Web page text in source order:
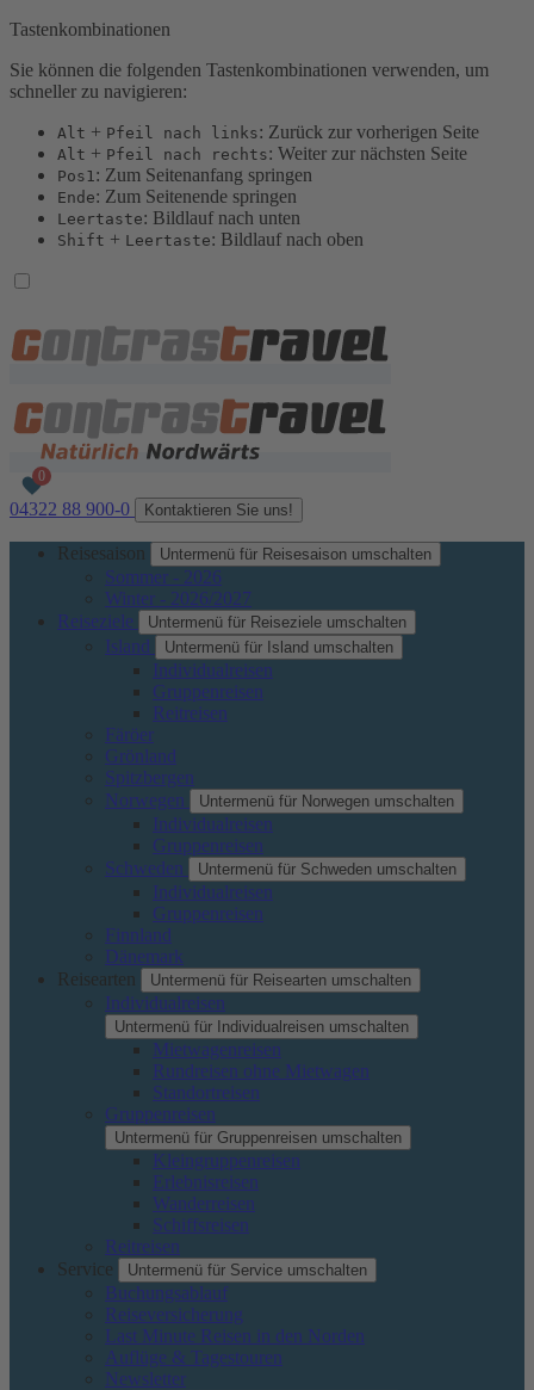
Tastenkombinationen
Sie können die folgenden Tastenkombinationen verwenden, um
schneller zu navigieren:
Alt + Pfeil nach links: Zurück zur vorherigen Seite
Alt + Pfeil nach rechts: Weiter zur nächsten Seite
Pos1: Zum Seitenanfang springen
Ende: Zum Seitenende springen
Leertaste: Bildlauf nach unten
Shift + Leertaste: Bildlauf nach oben
04322 88 900-0 Kontaktieren Sie uns!
Reisesaison Untermenü für Reisesaison umschalten
Sommer - 2026
Winter - 2026/2027
Reiseziele
Untermenü für Reiseziele umschalten
Island Untermenü für Island umschalten
Individualreisen
Gruppenreisen
Reitreisen
Färöer
Grönland
Spitzbergen
Norwegen
Untermenü für Norwegen umschalten
Individualreisen
Gruppenreisen
Schweden
Untermenü für Schweden umschalten
Individualreisen
Gruppenreisen
Finnland
Dänemark
Reisearten
Untermenü für Reisearten umschalten
Individualreisen
Untermenü für Individualreisen umschalten
Mietwagenreisen
Rundreisen ohne Mietwagen
Standortreisen
Gruppenreisen
Untermenü für Gruppenreisen umschalten
Kleingruppenreisen
Erlebnisreisen
Wanderreisen
Schiffsreisen
Reitreisen
Service
Untermenü für Service umschalten
Buchungsablauf
Reiseversicherung
Last Minute Reisen in den Norden
Auflüge & Tagestouren
Newsletter